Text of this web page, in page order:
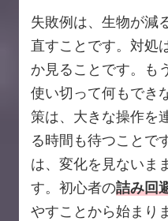
失敗例は、生物が減
直すことです。対処
か見ることです。も
使い切って何もでき
策は、大きな操作を
る時間も待つことで
は、変化を見ないま
す。初心者の詰み回
やすことから始まり